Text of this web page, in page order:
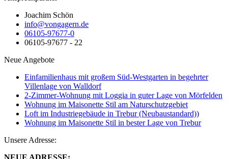
Joachim Schön
info@vongagern.de
06105-97677-0
06105-97677 - 22
Neue Angebote
Einfamilienhaus mit großem Süd-Westgarten in begehrter
Villenlage von Walldorf
2-Zimmer-Wohnung mit Loggia in guter Lage von Mörfelden
Wohnung im Maisonette Stil am Naturschutzgebiet
Loft im Industriegebäude in Trebur (Neubaustandard))
Wohnung im Maisonette Stil in bester Lage von Trebur
Unsere Adresse:
NEUE ADRESSE: